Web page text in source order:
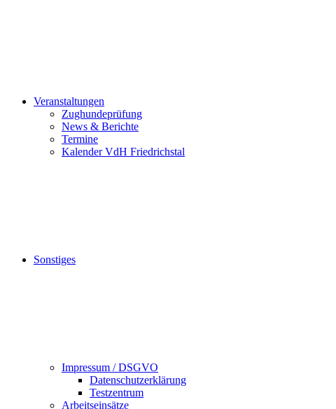
Veranstaltungen
Zughundeprüfung
News & Berichte
Termine
Kalender VdH Friedrichstal
Sonstiges
Impressum / DSGVO
Datenschutzerklärung
Testzentrum
Arbeitseinsätze